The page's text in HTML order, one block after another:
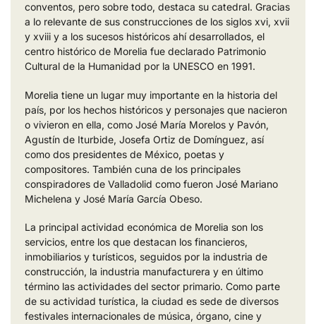
conventos, pero sobre todo, destaca su catedral. Gracias
a lo relevante de sus construcciones de los siglos xvi, xvii
y xviii y a los sucesos históricos ahí desarrollados, el
centro histórico de Morelia fue declarado Patrimonio
Cultural de la Humanidad por la UNESCO en 1991.
Morelia tiene un lugar muy importante en la historia del
país, por los hechos históricos y personajes que nacieron
o vivieron en ella, como José María Morelos y Pavón,
Agustín de Iturbide, Josefa Ortiz de Domínguez, así
como dos presidentes de México, poetas y
compositores. También cuna de los principales
conspiradores de Valladolid como fueron José Mariano
Michelena y José María García Obeso.
La principal actividad económica de Morelia son los
servicios, entre los que destacan los financieros,
inmobiliarios y turísticos, seguidos por la industria de
construcción, la industria manufacturera y en último
término las actividades del sector primario. Como parte
de su actividad turística, la ciudad es sede de diversos
festivales internacionales de música, órgano, cine y